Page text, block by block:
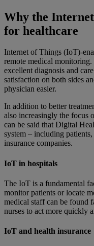
Why the
for healthcare
Internet of Things (IoT)-
remote medical
excellent diagnosis and
satisfaction on both sides
physician easier.
In addition to better
also increasingly the focus
can be said that Digital
system – including
insurance companies.
IoT in hospitals
The IoT is a fundamental
monitor patients or locate
medical staff can be found
nurses to act more quickly
IoT and health insurance